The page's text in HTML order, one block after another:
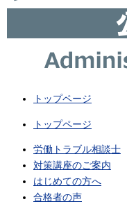
トップページ
トップページ
労働トラブル相談士
対策講座のご案内
はじめての方へ
合格者の声